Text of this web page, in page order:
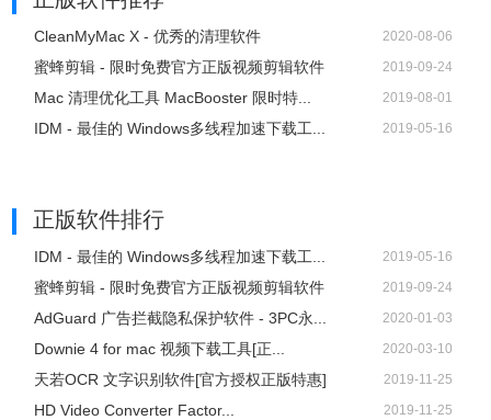
CleanMyMac X - 优秀的清理软件 2020-08-06
蜜蜂剪辑 - 限时免费官方正版视频剪辑软件 2019-09-24
Mac 清理优化工具 MacBooster 限时特... 2019-08-01
IDM - 最佳的 Windows多线程加速下载工... 2019-05-16
正版软件排行
IDM - 最佳的 Windows多线程加速下载工... 2019-05-16
蜜蜂剪辑 - 限时免费官方正版视频剪辑软件 2019-09-24
AdGuard 广告拦截隐私保护软件 - 3PC永... 2020-01-03
Downie 4 for mac 视频下载工具[正... 2020-03-10
天若OCR 文字识别软件[官方授权正版特惠] 2019-11-25
HD Video Converter Factor... 2019-11-25